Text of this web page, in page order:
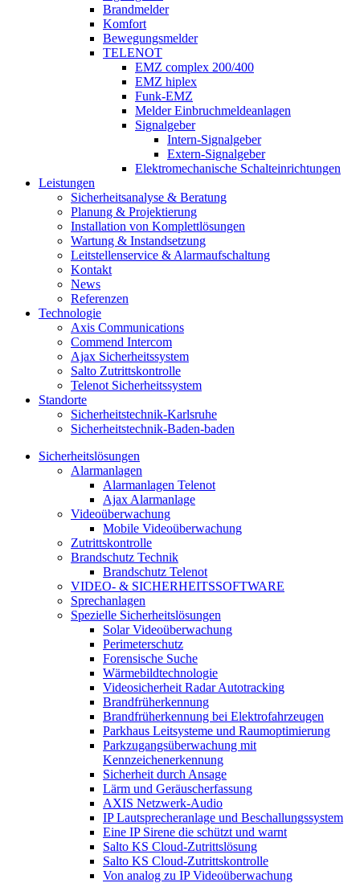
Brandmelder
Komfort
Bewegungsmelder
TELENOT
EMZ complex 200/400
EMZ hiplex
Funk-EMZ
Melder Einbruchmeldeanlagen
Signalgeber
Intern-Signalgeber
Extern-Signalgeber
Elektromechanische Schalteinrichtungen
Leistungen
Sicherheitsanalyse & Beratung
Planung & Projektierung​
Installation von Komplettlösungen
Wartung & Instandsetzung
Leitstellenservice & Alarmaufschaltung
Kontakt
News
Referenzen
Technologie
Axis Communications
Commend Intercom
Ajax Sicherheitssystem​
Salto Zutrittskontrolle
Telenot Sicherheitssystem
Standorte
Sicherheitstechnik-Karlsruhe
Sicherheitstechnik-Baden-baden
Sicherheitslösungen
Alarmanlagen
Alarmanlagen Telenot
Ajax Alarmanlage
Videoüberwachung
Mobile Videoüberwachung
Zutrittskontrolle
Brandschutz Technik
Brandschutz Telenot
VIDEO- & SICHERHEITSSOFTWARE
Sprechanlagen
Spezielle Sicherheitslösungen
Solar Videoüberwachung
Perimeterschutz
Forensische Suche
Wärmebildtechnologie
Videosicherheit Radar Autotracking​
Brandfrüherkennung
Brandfrüherkennung bei Elektrofahrzeugen
Parkhaus Leitsysteme und Raumoptimierung
Parkzugangsüberwachung mit
Kennzeichenerkennung
Sicherheit durch Ansage
Lärm und Geräuscherfassung
AXIS Netzwerk-Audio
IP Lautsprecheranlage und Beschallungssystem
Eine IP Sirene die schützt und warnt
Salto KS Cloud-Zutrittslösung
Salto KS Cloud-Zutrittskontrolle
Von analog zu IP Videoüberwachung